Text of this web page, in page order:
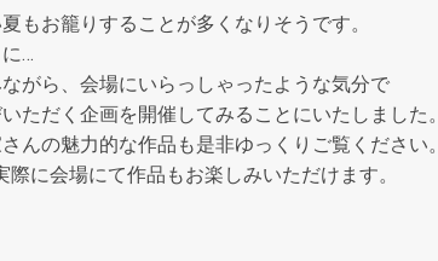
もお籠りすることが多くなりそうです。
…
がら、会場にいらっしゃったような気分で
ただく企画を開催してみることにいたしました。
んの魅力的な作品も是非ゆっくりご覧ください。
に会場にて作品もお楽しみいただけます。